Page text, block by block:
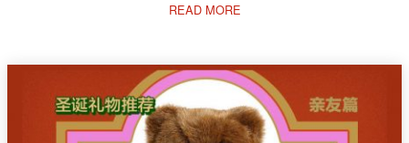
READ MORE